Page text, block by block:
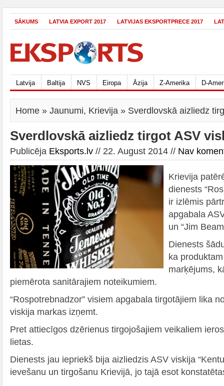
SĀKUMS LATVIA EXPORT 2017 LATVIJAS EKSPORTPRECE 2017
Latvija Baltija NVS Eiropa Āzija Z-Amerika D-
Home » Jaunumi, Krievija » Sverdlovskā aizliedz
Sverdlovskā aizliedz tirgot ASV
Publicēja Eksports.lv // 22. August 2014 // Nav
Krievija
dienests
ir izlēmis
apgabala
un “Jim
Dienests
ka
marķējums,
piemērota sanitārajiem noteikumiem.
“Rospotrebnadzor” visiem apgabala tirgotājiem lika
viskija markas izņemt.
Pret attiecīgos dzērienus tirgojošajiem veikaliem
lietas.
Dienests jau iepriekš bija aizliedzis ASV viskija
ievešanu un tirgošanu Krievijā, jo tajā esot